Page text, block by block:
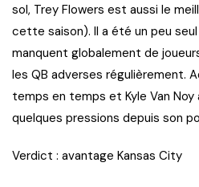
sol, Trey Flowers est aussi le
cette saison). Il a été un peu
manquent globalement de
les QB adverses régulièrement.
temps en temps et Kyle Van
quelques pressions depuis son
Verdict : avantage Kansas City